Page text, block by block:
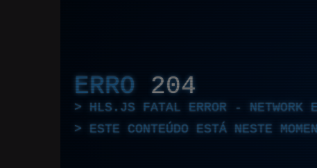
ERRO 204
HLS.JS FATAL ERROR - NETWORK
ESTE CONTEÚDO ESTÁ NESTE